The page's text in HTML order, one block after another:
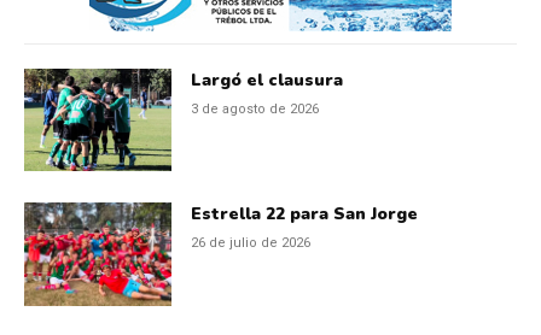
Largó el clausura
3 de agosto de 2026
Estrella 22 para San Jorge
26 de julio de 2026